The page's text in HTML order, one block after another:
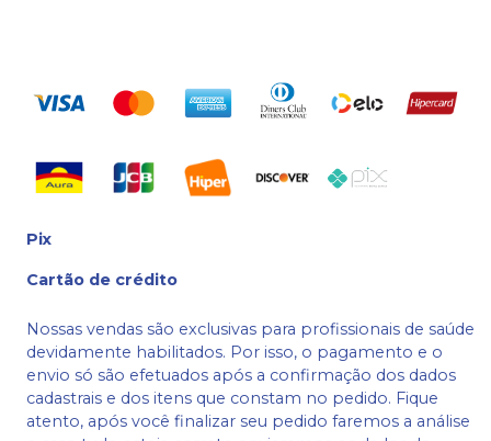
Pix
Cartão de crédito
Nossas vendas são exclusivas para profissionais de saúde
devidamente habilitados. Por isso, o pagamento e o
envio só são efetuados após a confirmação dos dados
cadastrais e dos itens que constam no pedido. Fique
atento, após você finalizar seu pedido faremos a análise